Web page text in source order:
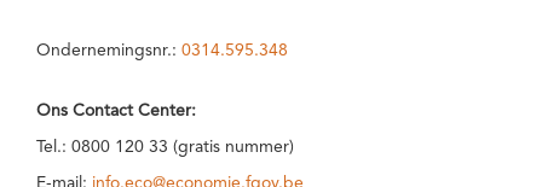
Ondernemingsnr.: 0314.595.348
Ons Contact Center:
Tel.: 0800 120 33 (gratis nummer)
E-mail: info.eco@economie.fgov.be